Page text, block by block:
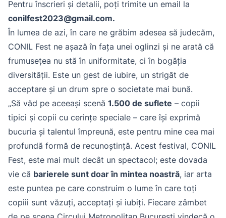
Pentru înscrieri și detalii, poți trimite un email la
conilfest2023@gmail.com.
În lumea de azi, în care ne grăbim adesea să judecăm,
CONIL Fest ne așază în fața unei oglinzi și ne arată că
frumusețea nu stă în uniformitate, ci în bogăția
diversității. Este un gest de iubire, un strigăt de
acceptare și un drum spre o societate mai bună.
„Să văd pe aceeași scenă 1.500 de suflete – copii
tipici și copii cu cerințe speciale – care își exprimă
bucuria și talentul împreună, este pentru mine cea mai
profundă formă de recunoștință. Acest festival, CONIL
Fest, este mai mult decât un spectacol; este dovada
vie că barierele sunt doar în mintea noastră, iar arta
este puntea pe care construim o lume în care toți
copiii sunt văzuți, acceptați și iubiți. Fiecare zâmbet